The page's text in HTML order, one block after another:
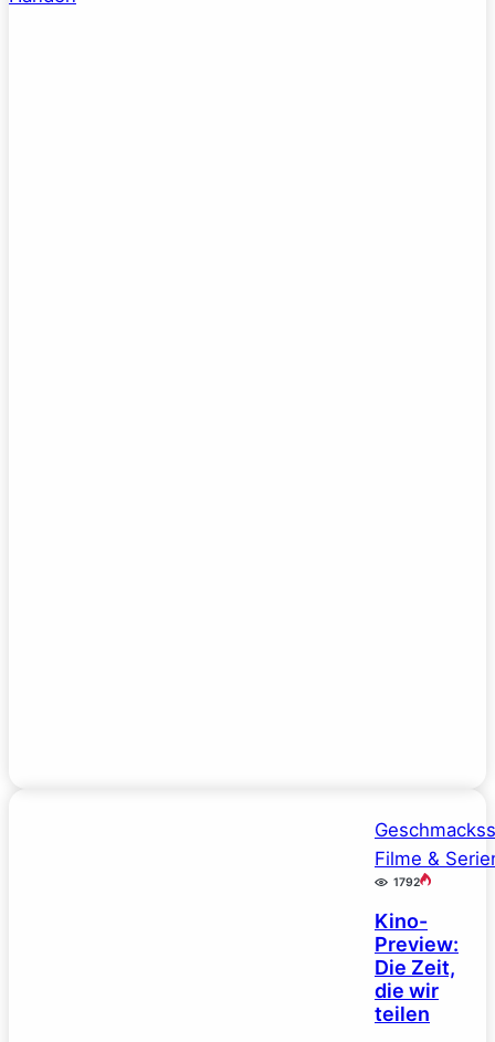
Filme &
1792
Kino-
Preview:
Die Zeit,
die wir
teilen